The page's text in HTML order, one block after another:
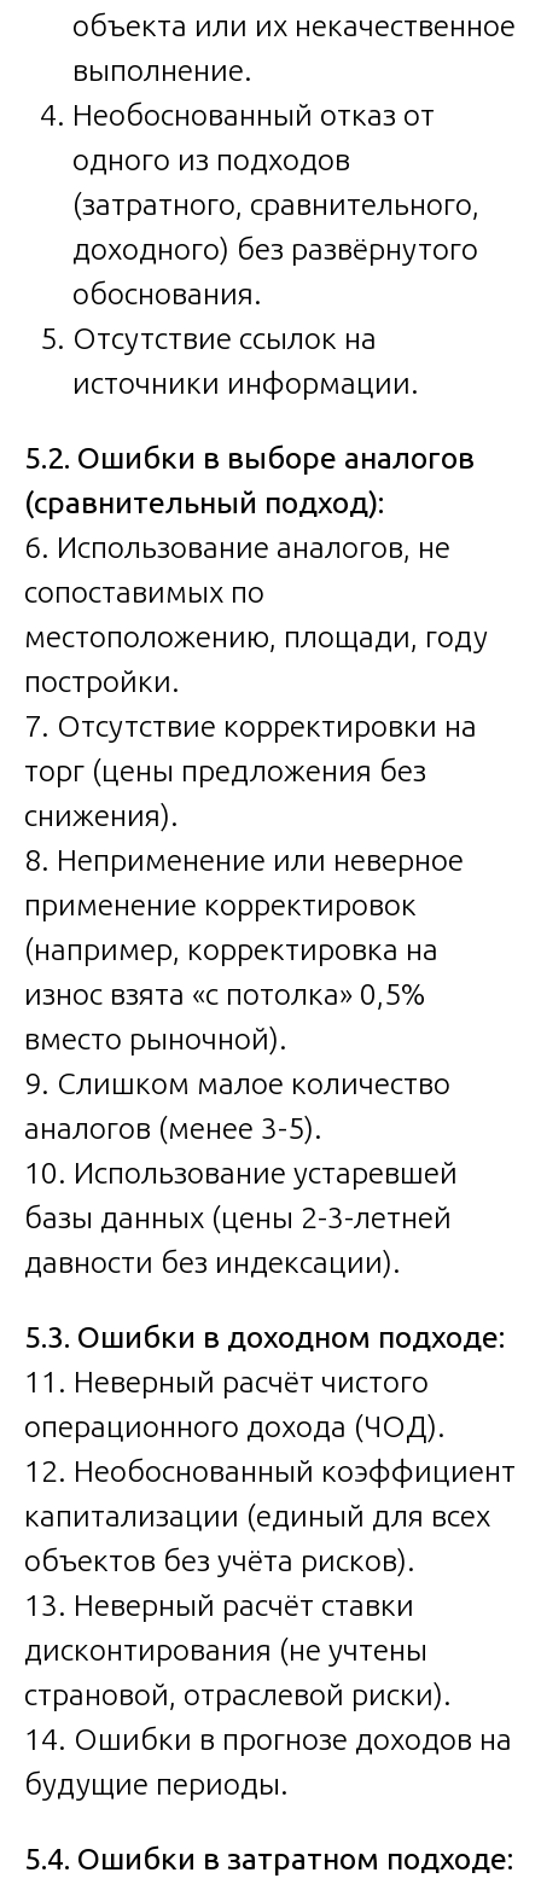
объекта или их некачественное
выполнение.
Необоснованный отказ от
одного из подходов
(затратного, сравнительного,
доходного) без развёрнутого
обоснования.
Отсутствие ссылок на
источники информации.
5.2. Ошибки в выборе аналогов
(сравнительный подход):
6. Использование аналогов, не
сопоставимых по
местоположению, площади, году
постройки.
7. Отсутствие корректировки на
торг (цены предложения без
снижения).
8. Неприменение или неверное
применение корректировок
(например, корректировка на
износ взята «с потолка» 0,5%
вместо рыночной).
9. Слишком малое количество
аналогов (менее 3-5).
10. Использование устаревшей
базы данных (цены 2-3-летней
давности без индексации).
5.3. Ошибки в доходном подходе:
11. Неверный расчёт чистого
операционного дохода (ЧОД).
12. Необоснованный коэффициент
капитализации (единый для всех
объектов без учёта рисков).
13. Неверный расчёт ставки
дисконтирования (не учтены
страновой, отраслевой риски).
14. Ошибки в прогнозе доходов на
будущие периоды.
5.4. Ошибки в затратном подходе: